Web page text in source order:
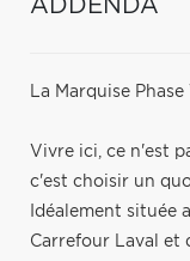
ADDENDA
La Marquise
Vivre ici, ce n'est
c'est choisir un
Idéalement située
Carrefour Laval et